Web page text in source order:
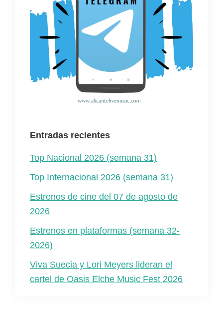
Entradas recientes
Top Nacional 2026 (semana 31)
Top Internacional 2026 (semana 31)
Estrenos de cine del 07 de agosto de
2026
Estrenos en plataformas (semana 32-
2026)
Viva Suecia y Lori Meyers lideran el
cartel de Oasis Elche Music Fest 2026